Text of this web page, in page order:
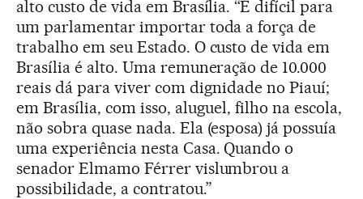
alto custo de vida em Brasília. “É difícil para
um parlamentar importar toda a força de
trabalho em seu Estado. O custo de vida em
Brasília é alto. Uma remuneração de 10.000
reais dá para viver com dignidade no Piauí;
em Brasília, com isso, aluguel, filho na escola,
não sobra quase nada. Ela (esposa) já possuía
uma experiência nesta Casa. Quando o
senador Elmamo Férrer vislumbrou a
possibilidade, a contratou.”